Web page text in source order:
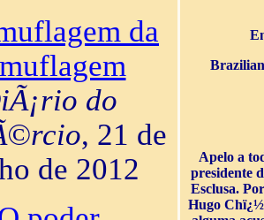
da
do
, 21 de
de 2012
Apelo a
presidente
Esclusa.
Hugo